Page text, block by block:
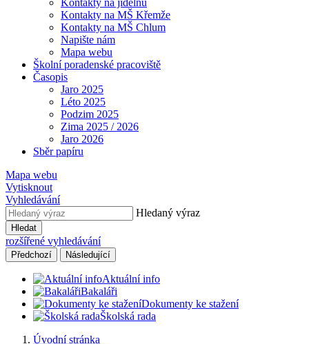
Kontakty na jídelnu
Kontakty na MŠ Křemže
Kontakty na MŠ Chlum
Napište nám
Mapa webu
Školní poradenské pracoviště
Časopis
Jaro 2025
Léto 2025
Podzim 2025
Zima 2025 / 2026
Jaro 2026
Sběr papíru
Mapa webu
Vytisknout
Vyhledávání
Hledaný výraz
Hledat
rozšířené vyhledávání
Předchozí Následující
Aktuální info
Bakaláři
Dokumenty ke stažení
Školská rada
Úvodní stránka